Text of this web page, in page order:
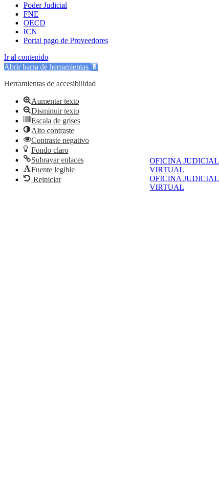
OFICINA JUDICIAL
VIRTUAL
OFICINA JUDICIAL
VIRTUAL
Poder Judicial
FNE
OECD
ICN
Portal pago de Proveedores
Ir al contenido
Abrir barra de herramientas
Herramientas de accesibilidad
Aumentar texto
Disminuir texto
Escala de grises
Alto contraste
Contraste negativo
Fondo claro
Subrayar enlaces
Fuente legible
Reiniciar